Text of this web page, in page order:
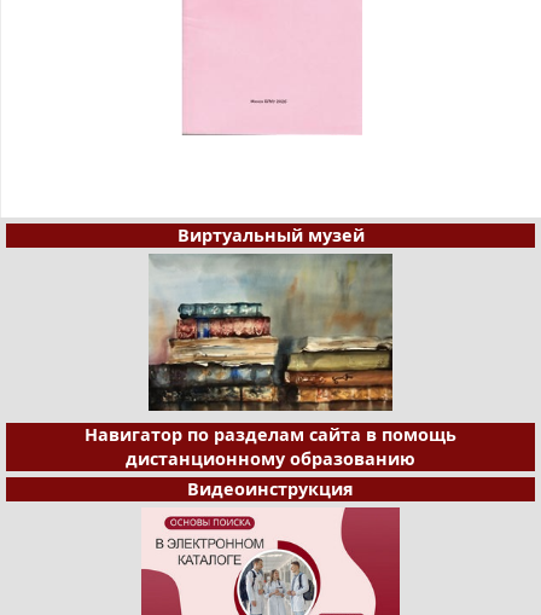
Виртуальный музей
Навигатор по разделам сайта в помощь
дистанционному образованию
Видеоинструкция